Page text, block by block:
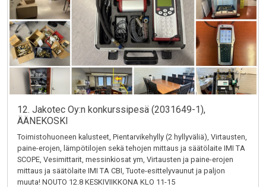
12. Jakotec Oy:n konkurssipesä (2031649-1),
ÄÄNEKOSKI
Toimistohuoneen kalusteet, Pientarvikehylly (2 hyllyväliä), Virtausten,
paine-erojen, lämpötilojen sekä tehojen mittaus ja säätölaite IMI TA
SCOPE, Vesimittarit, messinkiosat ym, Virtausten ja paine-erojen
mittaus ja säätölaite IMI TA CBI, Tuote-esittelyvaunut ja paljon
muuta! NOUTO 12.8 KESKIVIIKKONA KLO 11-15